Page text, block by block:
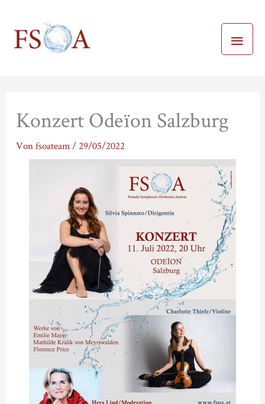
springen
Konzert Odeïon Salzburg
Vonfsoateam/ 29/05/2022